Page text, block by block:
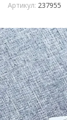
Артикул: 237955